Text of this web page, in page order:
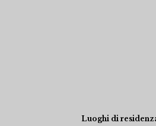
Luoghi di